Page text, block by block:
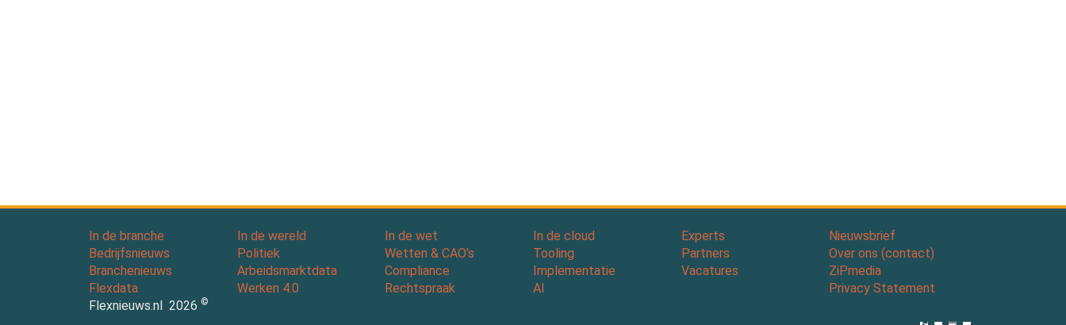
In de branche
Bedrijfsnieuws
Branchenieuws
Flexdata
In de wereld
Politiek
Arbeidsmarktdata
Werken 4.0
In de wet
Wetten & CAO’s
Compliance
Rechtspraak
In de cloud
Tooling
Implementatie
AI
Experts
Partners
Vacatures
Nieuwsbrief
Over ons (contact)
ZiPmedia
Privacy Statement
Flexnieuws.nl
2026 ©